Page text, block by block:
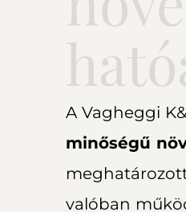
A Vagheggi
minőségű
valóban